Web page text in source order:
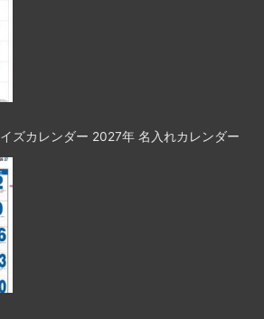
ズカレンダー 2027年 名入れカレンダー